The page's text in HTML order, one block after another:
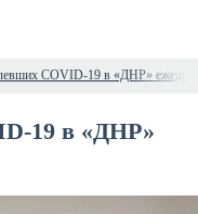
COVID-19 в «ДНР»
19 в «ДНР»